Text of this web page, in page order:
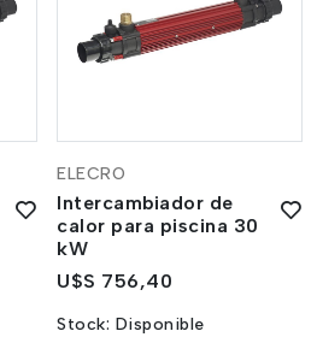
ELECRO
Intercambiador de
calor para piscina 30
kW
U$S 756,40
Stock: Disponible